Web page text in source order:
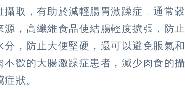
取，有助於減輕腸胃激躁症，通常穀
，高纖維食品使結腸輕度擴張，防止
，防止大便堅硬，還可以避免脹氣和
歡的大腸激躁症患者，減少肉食的攝
狀。